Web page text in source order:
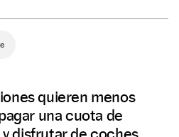
quieren menos
una cuota de